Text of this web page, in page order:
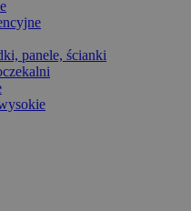
panele, ścianki